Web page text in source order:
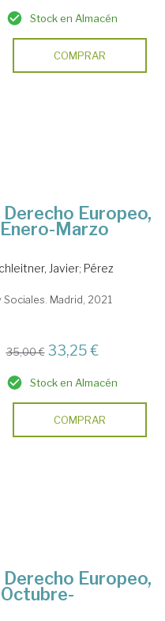
Stock en Almacén
COMPRAR
Europeo,
Marzo
Javier; Pérez
Sociales. Madrid, 2021
35,00 € 33,25 €
Stock en Almacén
COMPRAR
Europeo,